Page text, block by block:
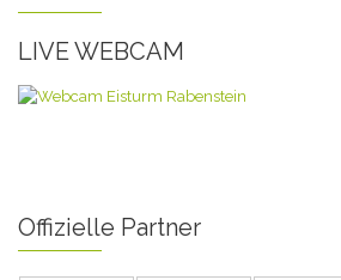
LIVE WEBCAM
Offizielle Partner